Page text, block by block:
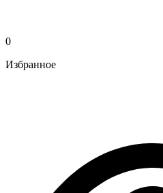
0
Избранное